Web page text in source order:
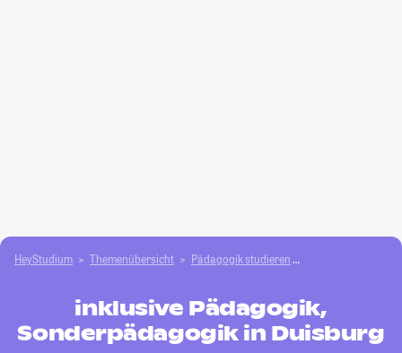
HeyStudium Themenübersicht Pädagogik studieren
inklusive Pädagogik,
Sonderpädagogik in Duisburg